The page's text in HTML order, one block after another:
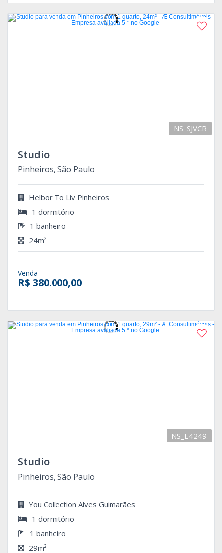
NS_SJVCR
Studio
Pinheiros, São Paulo
Helbor To Liv Pinheiros
1 dormitório
1 banheiro
24m²
Venda
R$ 380.000,00
NS_E4249
Studio
Pinheiros, São Paulo
You Collection Alves Guimarães
1 dormitório
1 banheiro
29m²